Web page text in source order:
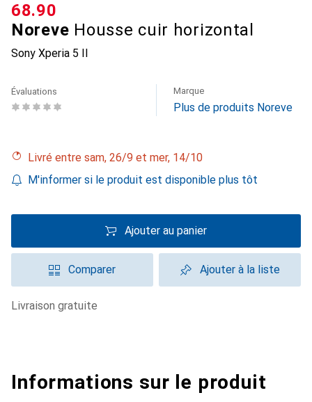
Noreve Housse cuir horizontal
Sony Xperia 5 II
CHF
68.90
Évaluations Marque
Plus de produits Noreve
Livré entre sam, 26/9 et mer, 14/10
M'informer si le produit est disponible plus tôt
Ajouter au panier
Comparer Ajouter à la liste
livraison gratuite
Informations sur le produit